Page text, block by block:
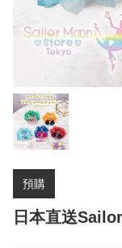
預購
日本直送